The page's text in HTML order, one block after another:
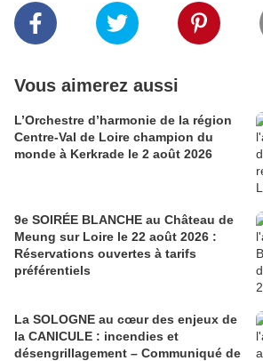
Vous aimerez aussi
L’Orchestre d’harmonie de la région
Centre-Val de Loire champion du
monde à Kerkrade le 2 août 2026
9e SOIRÉE BLANCHE au Château de
Meung sur Loire le 22 août 2026 :
Réservations ouvertes à tarifs
préférentiels
La SOLOGNE au cœur des enjeux de
la CANICULE : incendies et
désengrillagement – Communiqué de